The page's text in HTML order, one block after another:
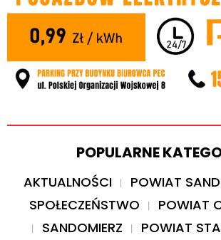
POPULARNE
AKTUALNOŚCI
POWIAT
SPOŁECZEŃSTWO
POWIAT
SANDOMIERZ
POWIAT